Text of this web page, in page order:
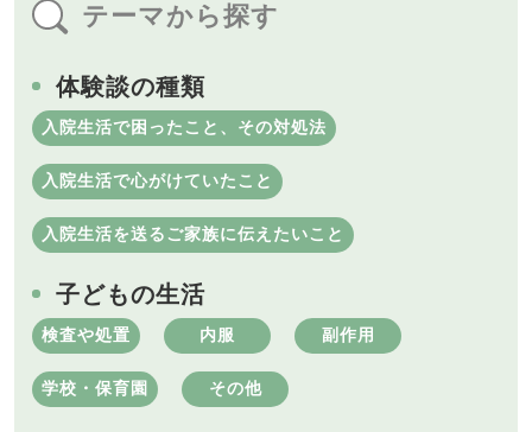
テーマから探す
体験談の種類
入院生活で困ったこと、その対処法
入院生活で心がけていたこと
入院生活を送るご家族に伝えたいこと
子どもの生活
検査や処置 内服 副作用
学校・保育園 その他